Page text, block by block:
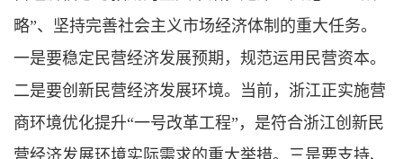
略”、坚持完善社会主义市场经济体制的重大任务。
一是要稳定民营经济发展预期，规范运用民营资本。
二是要创新民营经济发展环境。当前，浙江正实施营
商环境优化提升“一号改革工程”，是符合浙江创新民
营经济发展环境实际需求的重大举措。三是要支持、